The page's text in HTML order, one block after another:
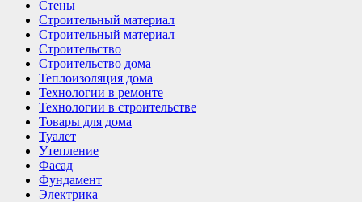
Стены
Строительный материал
Строительный материал
Строительство
Строительство дома
Теплоизоляция дома
Технологии в ремонте
Технологии в строительстве
Товары для дома
Туалет
Утепление
Фасад
Фундамент
Электрика